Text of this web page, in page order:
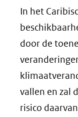
In het
door de
vallen en zal
risico